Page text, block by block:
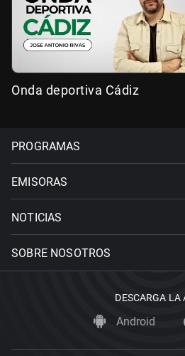
Onda deportiva Cádiz
PROGRAMAS
EMISORAS
NOTICIAS
SOBRE NOSOTROS
DESCARGA LA
Android